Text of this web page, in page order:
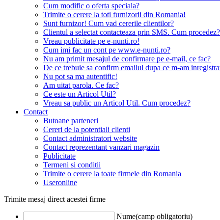
Cum modific o oferta speciala?
Trimite o cerere la toti furnizorii din Romania!
Sunt furnizor! Cum vad cererile clientilor?
Clientul a selectat contacteaza prin SMS. Cum procedez?
Vreau publicitate pe e-nunti.ro!
Cum imi fac un cont pe www.e-nunti.ro?
Nu am primit mesajul de confirmare pe e-mail, ce fac?
De ce trebuie sa confirm emailul dupa ce m-am
Nu pot sa ma autentific!
Am uitat parola. Ce fac?
Ce este un Articol Util?
Vreau sa public un Articol Util. Cum procedez?
Contact
Butoane parteneri
Cereri de la potentiali clienti
Contact administratori website
Contact reprezentant vanzari magazin
Publicitate
Termeni si conditii
Trimite o cerere la toate firmele din Romania
Useronline
Trimite mesaj direct acestei firme
Nume(camp obligatoriu)